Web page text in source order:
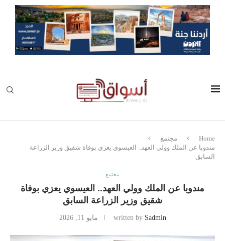
Home
مجتمع
مندوبا عن الملك وولي العهد.. العيسوي يعزي بوفاة شقيق وزير الزراعة
السابق
مجتمع
مندوبا عن الملك وولي العهد.. العيسوي يعزي بوفاة
شقيق وزير الزراعة السابق
written by Sadmin مايو 11, 2026